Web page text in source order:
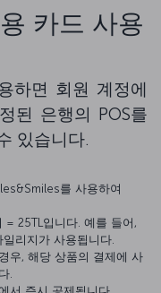
카드 사용
하면 회원 계정에
된 은행의 POS를
있습니다.
를 사용하여
= 25TL입니다. 예를 들어,
리지가 사용됩니다.
우, 해당 상품의 결제에 사
.